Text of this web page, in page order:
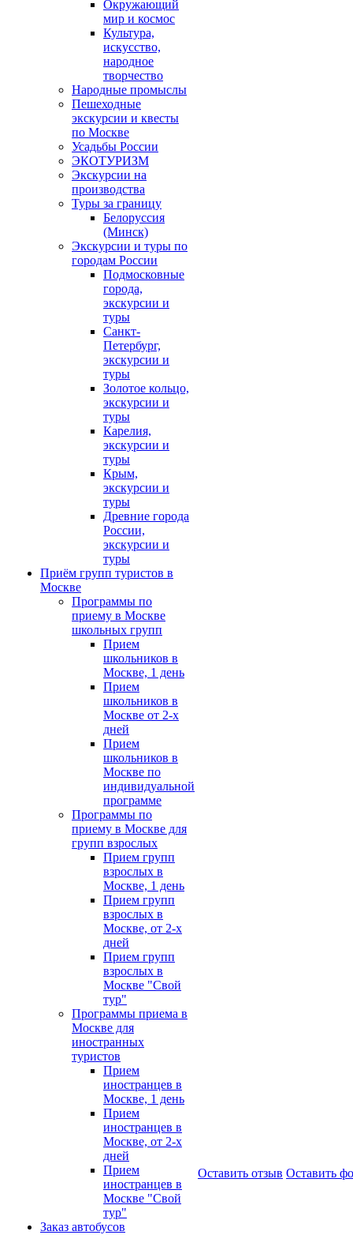
Окружающий
мир и космос
Культура,
искусство,
народное
творчество
Народные промыслы
Пешеходные
экскурсии и квесты
по Москве
Усадьбы России
ЭКОТУРИЗМ
Экскурсии на
производства
Туры за границу
Белоруссия
(Минск)
Экскурсии и туры по
городам России
Подмосковные
города,
экскурсии и
туры
Санкт-
Петербург,
экскурсии и
туры
Золотое кольцо,
экскурсии и
туры
Карелия,
экскурсии и
туры
Крым,
экскурсии и
туры
Древние города
России,
экскурсии и
туры
Приём групп туристов в
Москве
Программы по
приему в Москве
школьных групп
Прием
школьников в
Москве, 1 день
Прием
школьников в
Москве от 2-х
дней
Прием
школьников в
Москве по
индивидуальной
программе
Программы по
приему в Москве для
групп взрослых
Прием групп
взрослых в
Москве, 1 день
Прием групп
взрослых в
Москве, от 2-х
дней
Прием групп
взрослых в
Москве "Свой
тур"
Программы приема в
Москве для
иностранных
туристов
Прием
иностранцев в
Москве, 1 день
Прием
иностранцев в
Москве, от 2-х
дней
Прием
иностранцев в
Москве "Свой
тур"
Заказ автобусов
Оставить отзыв Оставить